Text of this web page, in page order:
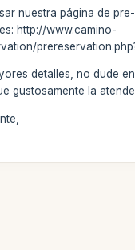
nuestra página de
http://www.camino-
detalles, no dude
gustosamente la